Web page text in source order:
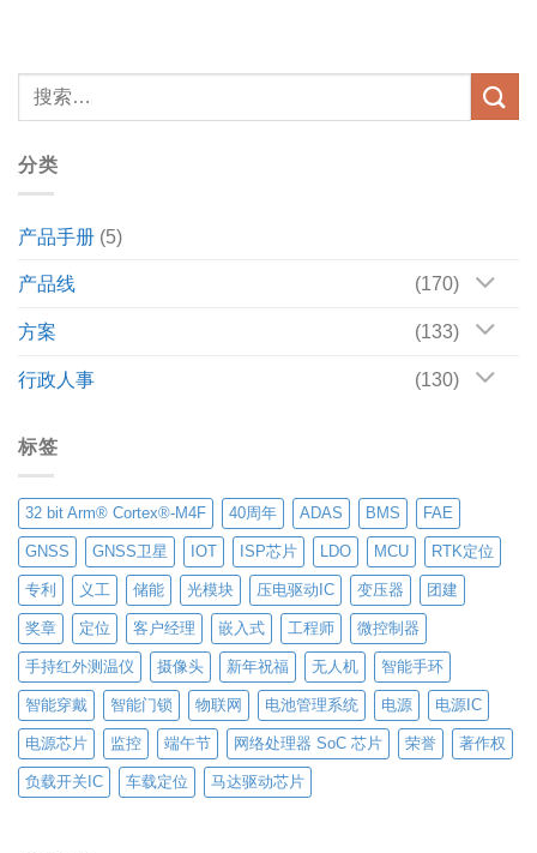
分类
产品手册 (5)
产品线 (170)
方案 (133)
行政人事 (130)
标签
32 bit Arm® Cortex®-M4F 40周年 ADAS BMS FAE
GNSS GNSS卫星 IOT ISP芯片 LDO MCU RTK定位
专利 义工 储能 光模块 压电驱动IC 变压器 团建
奖章 定位 客户经理 嵌入式 工程师 微控制器
手持红外测温仪 摄像头 新年祝福 无人机 智能手环
智能穿戴 智能门锁 物联网 电池管理系统 电源 电源IC
电源芯片 监控 端午节 网络处理器 SoC 芯片 荣誉 著作权
负载开关IC 车载定位 马达驱动芯片